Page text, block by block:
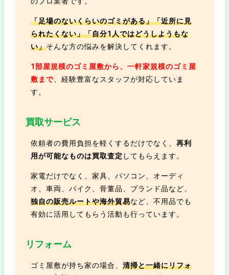
「足場のないくらいのゴミがある」「近所に見
られたくない」「自分1人ではどうしようもな
い」そんな方の悩みを解決してくれます。
1部屋規模のゴミ屋敷から、一軒家規模のゴミ屋
敷まで 、経験豊富なスタッフが対応していま
す。
買取サービス
依頼者の費用負担を軽くするだけでなく、再利
用が可能なものは買取査定 してもらえます。
家電だけでなく、家具、パソコン、オーディ
オ、車両、バイク、骨董品、ブランド品など、
独自の販売ルートや海外貿易など、不用品でも
有効に活用してもらう活動も行っています。
リフォーム
ゴミ屋敷が持ち家の場合、清掃と一緒にリフォ